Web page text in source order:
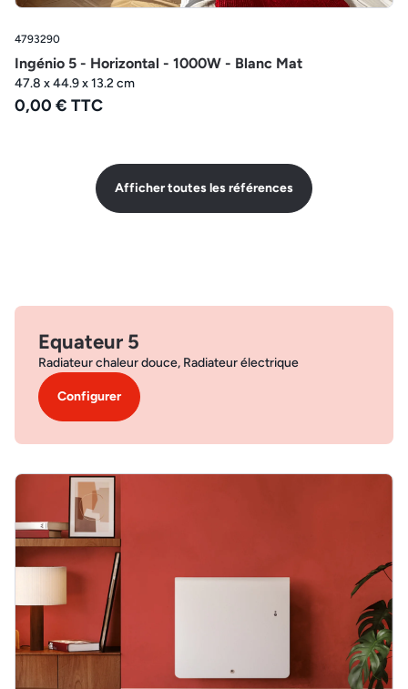
4793290
Ingénio 5 - Horizontal - 1000W - Blanc Mat
47.8 x 44.9 x 13.2 cm
0,00 € TTC
Afficher toutes les références
Equateur 5
Radiateur chaleur douce, Radiateur électrique
Configurer